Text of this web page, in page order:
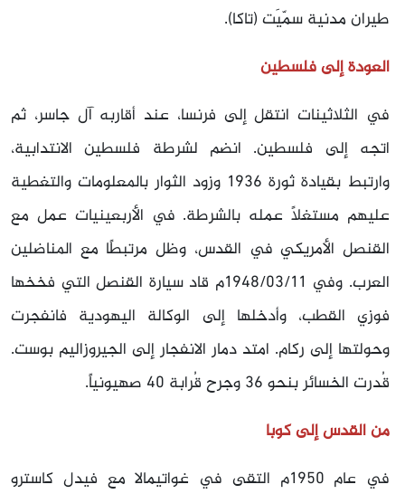
طيران مدنية سمّيَت (تاكا).
العودة إلى فلسطين
في الثلاثينات انتقل إلى فرنسا، عند أقاربه آل جاسر، ثم
اتجه إلى فلسطين. انضم لشرطة فلسطين الانتدابية،
وارتبط بقيادة ثورة 1936 وزود الثوار بالمعلومات والتغطية
عليهم مستغلًا عمله بالشرطة. في الأربعينيات عمل مع
القنصل الأمريكي في القدس، وظل مرتبطًا مع المناضلين
العرب. وفي 1948/03/11م قاد سيارة القنصل التي فخخها
فوزي القطب، وأدخلها إلى الوكالة اليهودية فانفجرت
وحولتها إلى ركام. امتد دمار الانفجار إلى الجيروزاليم بوست.
قُدرت الخسائر بنحو 36 وجرح قُرابة 40 صهيونياً.
من القدس إلى كوبا
في عام 1950م التقى في غواتيمالا مع فيدل كاسترو